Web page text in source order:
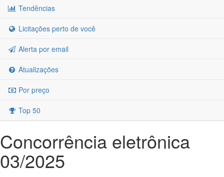
Tendências
Licitações perto de você
Alerta por email
Atualizações
Por preço
Top 50
Concorrência eletrônica
03/2025